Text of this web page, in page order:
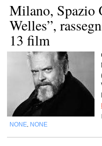
Milano, Spazio
Welles”,
13 film
NONE NONE